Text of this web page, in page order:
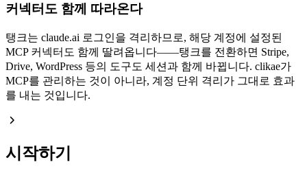
커넥터도 함께 따라온다
탱크는 claude.ai 로그인을 격리하므로, 해당 계정에 설정된
MCP 커넥터도 함께 딸려옵니다——탱크를 전환하면 Stripe,
Drive, WordPress 등의 도구도 세션과 함께 바뀝니다. clikae가
MCP를 관리하는 것이 아니라, 계정 단위 격리가 그대로 효과
를 내는 것입니다.
시작하기